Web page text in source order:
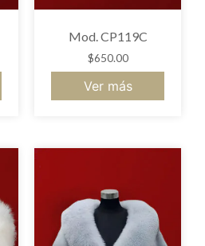
Mod. CP119C
$650.00
Ver más